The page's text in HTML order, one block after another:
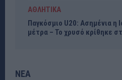
ΑΘΛΗΤΙΚΑ
Παγκόσμιο U20: Ασημένια η
μέτρα – Το χρυσό κρίθηκε
ΝΕΑ